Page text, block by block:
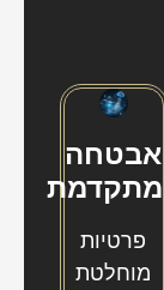
אבטחה
מתקדמת
פרטיות
מוחלטת